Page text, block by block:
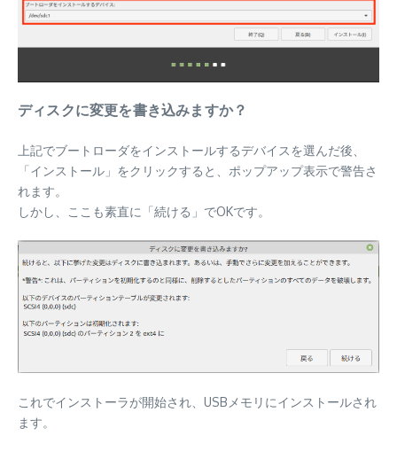
ディスクに変更を書き込みますか？
上記でブートローダをインストールするデバイスを選んだ後、
「インストール」をクリックすると、ポップアップ表示で警告さ
れます。
しかし、ここも素直に「続ける」でOKです。
これでインストーラが開始され、USBメモリにインストールされ
ます。